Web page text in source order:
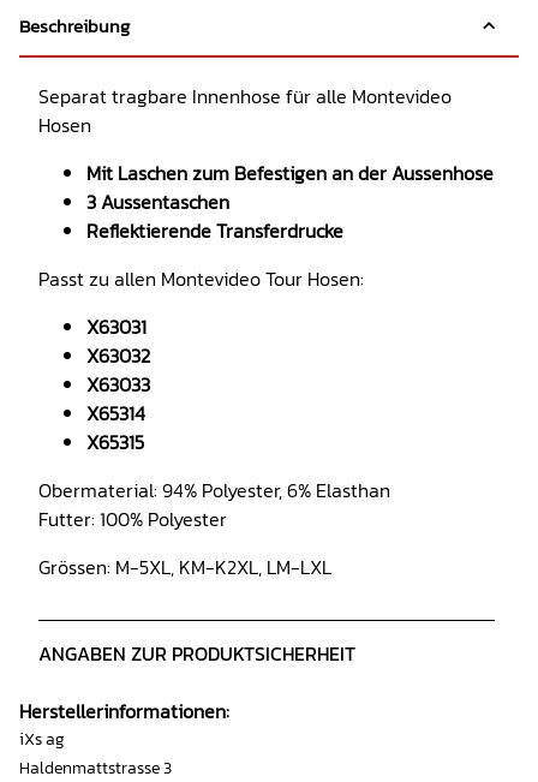
Beschreibung
Separat tragbare Innenhose für alle Montevideo
Hosen
Mit Laschen zum Befestigen an der Aussenhose
3 Aussentaschen
Reflektierende Transferdrucke
Passt zu allen Montevideo Tour Hosen:
X63031
X63032
X63033
X65314
X65315
Obermaterial: 94% Polyester, 6% Elasthan
Futter: 100% Polyester
Grössen: M-5XL, KM-K2XL, LM-LXL
ANGABEN ZUR PRODUKTSICHERHEIT
Herstellerinformationen:
iXs ag
Haldenmattstrasse 3